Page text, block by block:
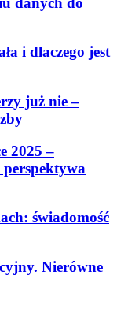
i dlaczego jest
już nie –
2025 –
świadomość
Nierówne